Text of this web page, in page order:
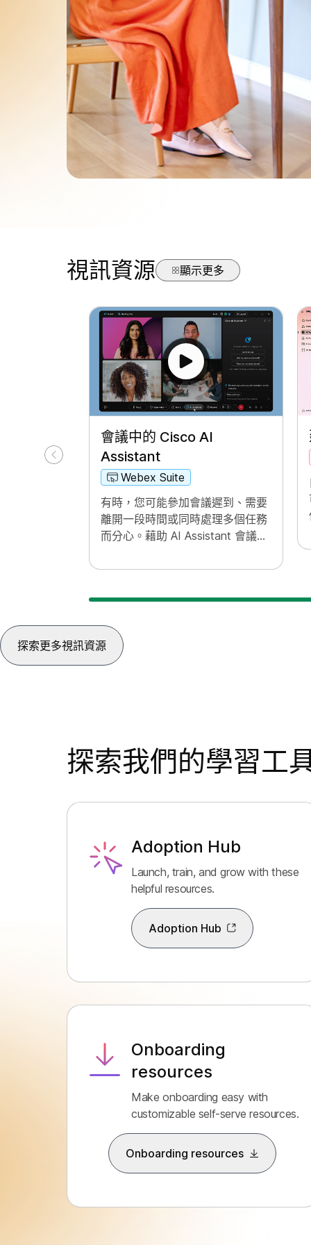
視訊資源 顯示更多
會議中的 Cisco AI
Assistant
Webex Suite
有時，您可能參加會議遲到、需要
離開一段時間或同時處理多個任務
而分心。藉助 AI Assistant 會議摘
容、瞭解討論事項、在不干擾會議
握對話。您也會在會議後收到摘要
探索更多視訊資源
探索我們的學習工
Adoption Hub
Launch, train, and grow with these
helpful resources.
Adoption Hub
Onboarding
resources
Make onboarding easy with
customizable self-serve resources.
Onboarding resources